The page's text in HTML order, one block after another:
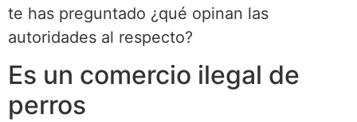
te has preguntado ¿qué opinan las
autoridades al respecto?
Es un comercio ilegal de
perros